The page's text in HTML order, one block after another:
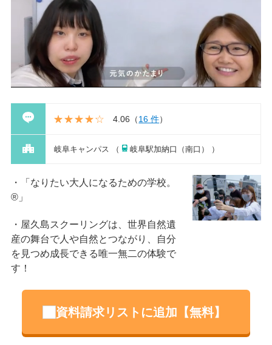
4.06 （16 件）
岐阜キャンパス （ 岐阜駅加納口（南口） ）
「なりたい大人になるための学校。
®」
屋久島スクーリングは、世界自然遺
産の舞台で人や自然とつながり、自分
を見つめ成長できる唯一無二の体験で
す！
資料請求リストに追加【無料】